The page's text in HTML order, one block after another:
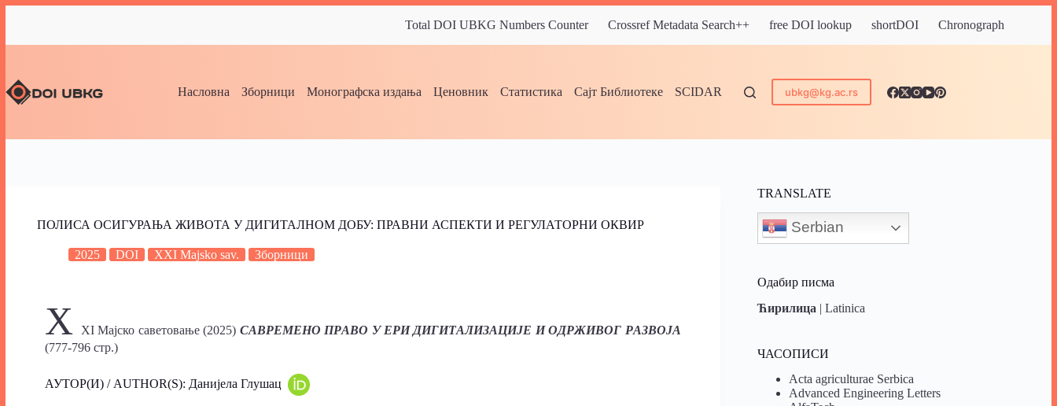
Total DOI UBKG Numbers Counter Crossref Metadata Search++ free DOI lookup shortDOI Chronograph
Насловна Зборници Монографска издања Ценовник Статистика Сајт Библиотеке SCIDAR ubkg@kg.ac.rs
ПОЛИСА ОСИГУРАЊА ЖИВОТА У ДИГИТАЛНОМ ДОБУ: ПРАВНИ АСПЕКТИ И РЕГУЛАТОРНИ ОКВИР
2025 DOI XXI Majsko sav. Зборници
X XI Maјско саветовање (2025) САВРЕМЕНО ПРАВО У ЕРИ ДИГИТАЛИЗАЦИЈЕ И ОДРЖИВОГ РАЗВОЈА
(777-796 стр.)
АУТОР(И) / AUTHOR(S): Данијела Глушац
TRANSLATE
Serbian
Одабир писма
Ћирилица |Latinica
ЧАСОПИСИ
Acta agriculturae Serbica
Advanced Engineering Letters